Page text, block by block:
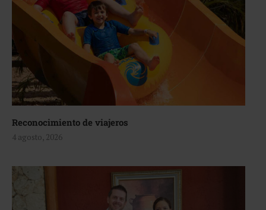
Reconocimiento de viajeros
4 agosto, 2026